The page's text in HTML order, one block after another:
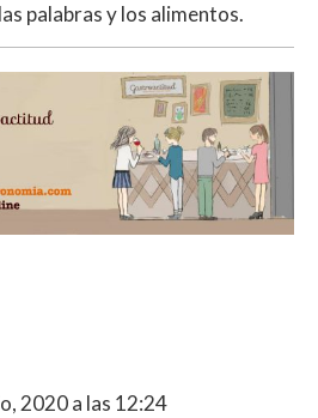
palabras y los alimentos.
2020 a las 12:24